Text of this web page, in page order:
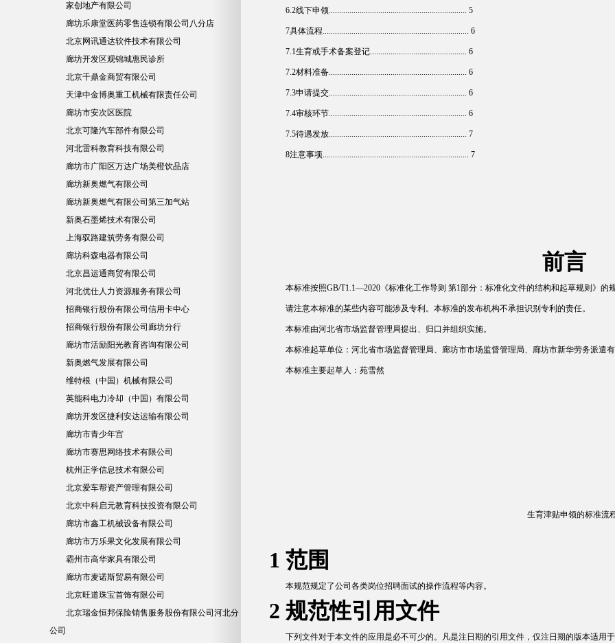
6.2线下申领................................................................... 5
7具体流程....................................................................... 6
7.1生育或手术备案登记............................................... 6
7.2材料准备................................................................... 6
7.3申请提交................................................................... 6
7.4审核环节................................................................... 6
7.5待遇发放................................................................... 7
8注意事项....................................................................... 7
前言
本标准按照GB/T1.1—2020《标准化工作导则 第1部分：标准化文件的结构和起草规则》的规
请注意本标准的某些内容可能涉及专利。本标准的发布机构不承担识别专利的责任。
本标准由河北省市场监督管理局提出、归口并组织实施。
本标准起草单位：河北省市场监督管理局、廊坊市市场监督管理局、廊坊市新华劳务派遣有
本标准主要起草人：苑雪然
生育津贴申领的标准流
1 范围
本规范规定了公司各类岗位招聘面试的操作流程等内容。
2 规范性引用文件
下列文件对于本文件的应用是必不可少的。凡是注日期的引用文件，仅注日期的版本适用
家创地产有限公司
廊坊乐康堂医药零售连锁有限公司八分店
北京网讯通达软件技术有限公司
廊坊开发区观锦城惠民诊所
北京千鼎金商贸有限公司
天津中金博奥重工机械有限责任公司
廊坊市安次区医院
北京可隆汽车部件有限公司
河北雷科教育科技有限公司
廊坊市广阳区万达广场美橙饮品店
廊坊新奥燃气有限公司
廊坊新奥燃气有限公司第三加气站
新奥石墨烯技术有限公司
上海驭路建筑劳务有限公司
廊坊科森电器有限公司
北京昌运通商贸有限公司
河北优仕人力资源服务有限公司
招商银行股份有限公司信用卡中心
招商银行股份有限公司廊坊分行
廊坊市活励阳光教育咨询有限公司
新奥燃气发展有限公司
维特根（中国）机械有限公司
英能科电力冷却（中国）有限公司
廊坊开发区捷利安达运输有限公司
廊坊市青少年宫
廊坊市赛思网络技术有限公司
杭州正学信息技术有限公司
北京爱车帮资产管理有限公司
北京中科启元教育科技投资有限公司
廊坊市鑫工机械设备有限公司
廊坊市万乐果文化发展有限公司
霸州市高华家具有限公司
廊坊市麦诺斯贸易有限公司
北京旺道珠宝首饰有限公司
北京瑞金恒邦保险销售服务股份有限公司河北分
公司